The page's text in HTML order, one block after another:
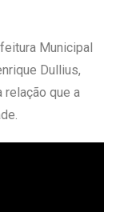
Municipal
Dullius,
relação que a